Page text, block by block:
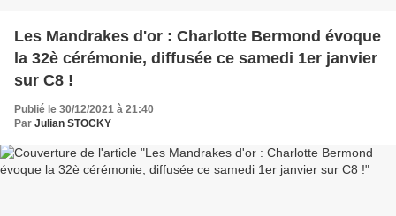
Les Mandrakes d'or : Charlotte Bermond évoque
la 32è cérémonie, diffusée ce samedi 1er janvier
sur C8 !
Publié le 30/12/2021 à 21:40
Par Julian STOCKY